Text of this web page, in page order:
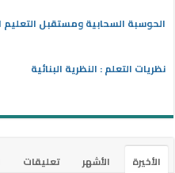
الحوسبة السحابية ومستقبل التعليم
نظريات التعلم : النظرية البنائية
الأخيرة الأشهر تعليقات